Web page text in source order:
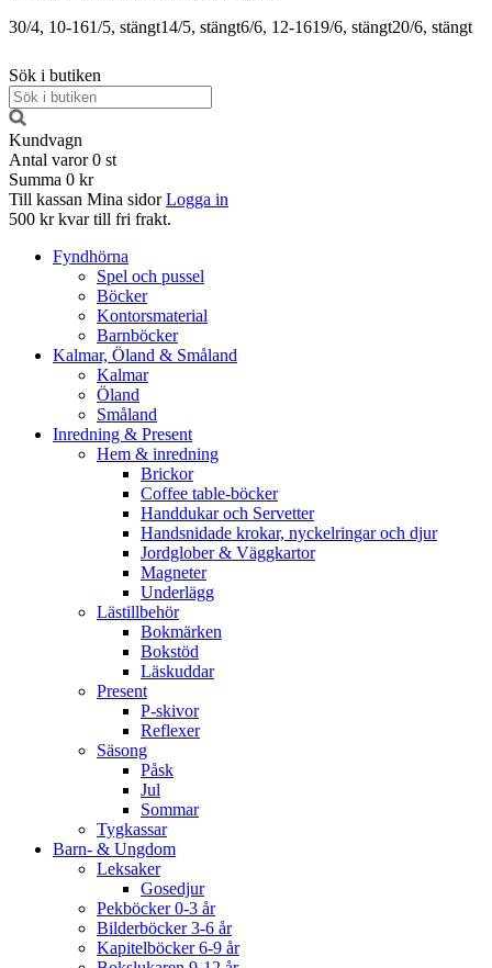
30/4, 10-161/5, stängt14/5, stängt6/6, 12-1619/6, stängt20/6, stängt
Sök i butiken
Kundvagn
Antal varor 0 st
Summa 0 kr
Till kassan Mina sidor Logga in
500 kr kvar till fri frakt.
Fyndhörna
Spel och pussel
Böcker
Kontorsmaterial
Barnböcker
Kalmar, Öland & Småland
Kalmar
Öland
Småland
Inredning & Present
Hem & inredning
Brickor
Coffee table-böcker
Handdukar och Servetter
Handsnidade krokar, nyckelringar och djur
Jordglober & Väggkartor
Magneter
Underlägg
Lästillbehör
Bokmärken
Bokstöd
Läskuddar
Present
P-skivor
Reflexer
Säsong
Påsk
Jul
Sommar
Tygkassar
Barn- & Ungdom
Leksaker
Gosedjur
Pekböcker 0-3 år
Bilderböcker 3-6 år
Kapitelböcker 6-9 år